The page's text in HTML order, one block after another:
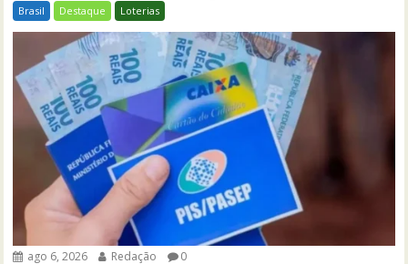
Brasil Destaque Loterias
ago 6, 2026 Redação 0